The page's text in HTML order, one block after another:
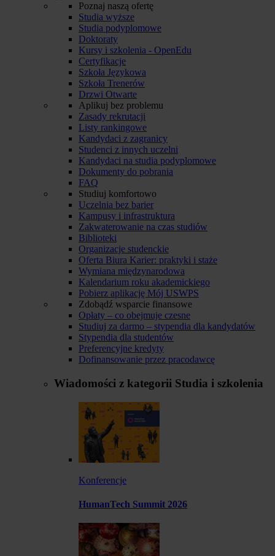
Poznaj naszą ofertę
Studia wyższe
Studia podyplomowe
Doktoraty
Kursy i szkolenia - OpenEdu
Certyfikacje
Szkoła Językowa
Szkoła Trenerów
Drzwi Otwarte
Aplikuj bez problemu
Zasady rekrutacji
Listy rankingowe
Kandydaci z zagranicy
Studenci z innych uczelni
Kandydaci na studia podyplomowe
Dokumenty do pobrania
FAQ
Studiuj komfortowo
Uczelnia bez barier
Kampusy i infrastruktura
Zakwaterowanie na czas studiów
Biblioteki
Organizacje studenckie
Oferta Biura Karier: praktyki i staże
Wymiana międzynarodowa
Kalendarium roku akademickiego
Pobierz aplikację Mój USWPS
Zdobądź wsparcie finansowe
Opłaty – co obejmuje czesne
Studiuj za darmo – stypendia dla kandydatów
Stypendia dla studentów
Preferencyjne kredyty
Dofinansowanie przez pracodawcę
Wiadomości z kategorii Studia i szkolenia
Konferencje
HumanTech Summit 2026